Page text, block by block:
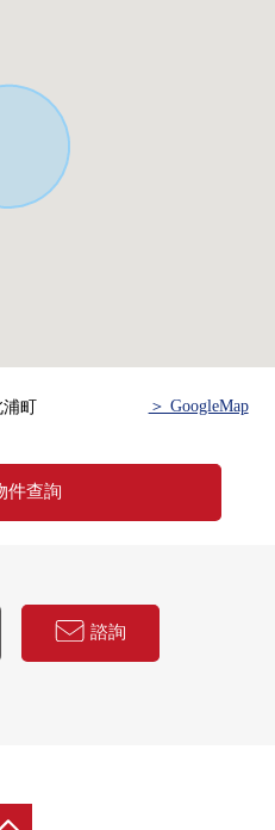
助的━━━━━・・・
趣,歡迎請隨時聯繫我們。
町 ＞ GoogleMap
件查詢
諮詢